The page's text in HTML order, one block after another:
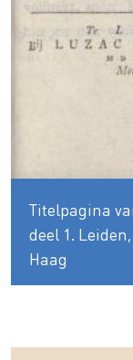
Titelpagina
deel 1.
Haag